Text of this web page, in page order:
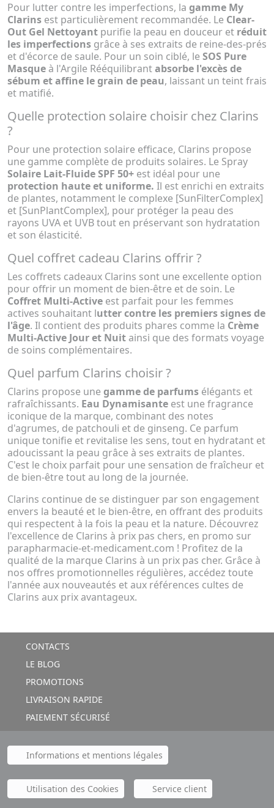
Pour lutter contre les imperfections, la gamme My
Clarins est particulièrement recommandée. Le Clear-
Out Gel Nettoyant purifie la peau en douceur et réduit
les imperfections grâce à ses extraits de reine-des-prés
et d'écorce de saule. Pour un soin ciblé, le SOS Pure
Masque à l'Argile Rééquilibrantabsorbe l'excès de
sébum et affine le grain de peau, laissant un teint frais
et matifié.
Quelle protection solaire choisir chez Clarins
?
Pour une protection solaire efficace, Clarins propose
une gamme complète de produits solaires. Le Spray
Solaire Lait-Fluide SPF 50+ est idéal pour une
protection haute et uniforme. Il est enrichi en extraits
de plantes, notamment le complexe [SunFilterComplex]
et [SunPlantComplex], pour protéger la peau des
rayons UVA et UVB tout en préservant son hydratation
et son élasticité.
Quel coffret cadeau Clarins offrir ?
Les coffrets cadeaux Clarins sont une excellente option
pour offrir un moment de bien-être et de soin. Le
Coffret Multi-Active est parfait pour les femmes
actives souhaitant lutter contre les premiers signes de
l'âge. Il contient des produits phares comme la Crème
Multi-Active Jour et Nuit ainsi que des formats voyage
de soins complémentaires.
Quel parfum Clarins choisir ?
Clarins propose une gamme de parfums élégants et
rafraîchissants. Eau Dynamisante est une fragrance
iconique de la marque, combinant des notes
d'agrumes, de patchouli et de ginseng. Ce parfum
unique tonifie et revitalise les sens, tout en hydratant et
adoucissant la peau grâce à ses extraits de plantes.
C'est le choix parfait pour une sensation de fraîcheur et
de bien-être tout au long de la journée.
Clarins continue de se distinguer par son engagement
envers la beauté et le bien-être, en offrant des produits
qui respectent à la fois la peau et la nature. Découvrez
l'excellence de Clarins à prix pas chers, en promo sur
parapharmacie-et-medicament.com ! Profitez de la
qualité de la marque Clarins à un prix pas cher. Grâce à
nos offres promotionnelles régulières, accédez toute
l'année aux nouveautés et aux références cultes de
Clarins aux prix avantageux.
CONTACTS
LE BLOG
PROMOTIONS
LIVRAISON RAPIDE
PAIEMENT SÉCURISÉ
Informations et mentions légales
Utilisation des Cookies Service client